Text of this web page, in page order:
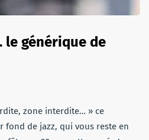
le générique de
zone interdite… » ce
fond de jazz, qui vous reste en